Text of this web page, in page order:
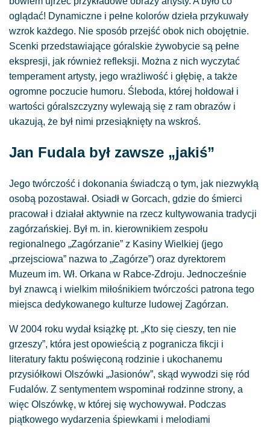
oglądać! Dynamiczne i pełne kolorów dzieła przykuwały
wzrok każdego. Nie sposób przejść obok nich obojętnie.
Scenki przedstawiające góralskie żywobycie są pełne
ekspresji, jak również refleksji. Można z nich wyczytać
temperament artysty, jego wrażliwość i głębię, a także
ogromne poczucie humoru. Śleboda, której hołdował i
wartości góralszczyzny wylewają się z ram obrazów i
ukazują, że był nimi przesiąknięty na wskroś.
Jan Fudala był zawsze „jakiś”
Jego twórczość i dokonania świadczą o tym, jak niezwykłą
osobą pozostawał. Osiadł w Gorcach, gdzie do śmierci
pracował i działał aktywnie na rzecz kultywowania tradycji
zagórzańskiej. Był m. in. kierownikiem zespołu
regionalnego „Zagórzanie” z Kasiny Wielkiej (jego
„przejsciowa” nazwa to „Zagórze”) oraz dyrektorem
Muzeum im. Wł. Orkana w Rabce-Zdroju. Jednocześnie
był znawcą i wielkim miłośnikiem twórczości patrona tego
miejsca dedykowanego kulturze ludowej Zagórzan.
W 2004 roku wydał książkę pt. „Kto się cieszy, ten nie
grzeszy”, która jest opowieścią z pogranicza fikcji i
literatury faktu poświęconą rodzinie i ukochanemu
przysiółkowi Olszówki „Jasionów”, skąd wywodzi się ród
Fudalów. Z sentymentem wspominał rodzinne strony, a
więc Olszówkę, w której się wychowywał. Podczas
piątkowego wydarzenia śpiewkami i melodiami